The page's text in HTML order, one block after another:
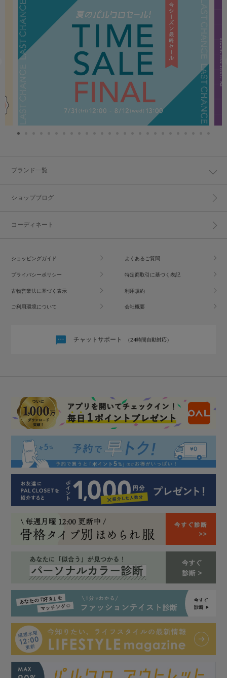
ブランド一覧
ショップブログ
コーディネート
ショッピングガイド よくあるご質問
プライバシーポリシー 特定商取引に基づく表記
古物営業法に基づく表示 利用規約
ご利用環境について 会社概要
チャットサポート （24時間自動対応）